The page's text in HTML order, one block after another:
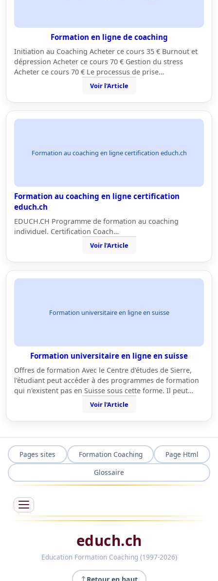
Formation en ligne de coaching
Initiation au Coaching Acheter ce cours 35 € Burnout et
dépression Acheter ce cours 70 € Gestion du stress
Acheter ce cours 70 € Le processus de prise…
Voir l'Article
Formation au coaching en ligne certification educh.ch
Formation au coaching en ligne certification
educh.ch
EDUCH.CH Programme de formation au coaching
individuel. Certification Coach…
Voir l'Article
Formation universitaire en ligne en suisse
Formation universitaire en ligne en suisse
Offres de formation Avec le Centre d'études de Sierre,
l'étudiant peut accéder à des programmes de formation
qui n'existent pas en Suisse sous cette forme. Il peut…
Voir l'Article
Pages sites Formation Coaching
Page Html
Glossaire
educh.ch
Education Formation Coaching (1997-2026)
Retour en haut